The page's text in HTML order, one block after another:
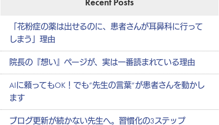
Recent Posts
「花粉症の薬は出せるのに、患者さんが耳鼻科に行って
しまう」理由
院長の『想い』ページが、実は一番読まれている理由
AIに頼ってもOK！でも”先生の言葉”が患者さんを動かし
ます
ブログ更新が続かない先生へ。習慣化の3ステップ